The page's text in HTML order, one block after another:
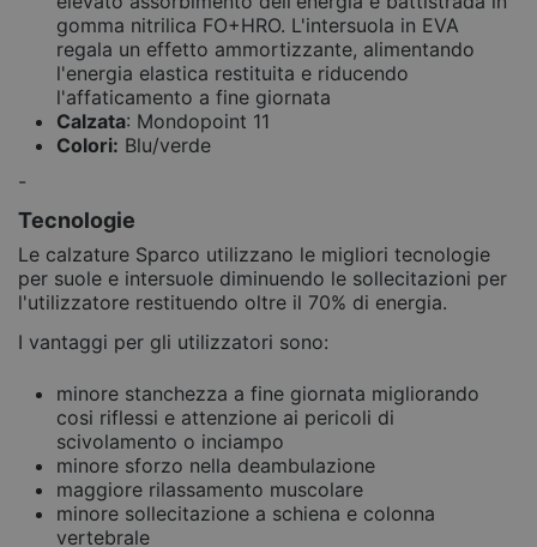
gomma nitrilica FO+HRO. L'intersuola in EVA
regala un effetto ammortizzante, alimentando
l'energia elastica restituita e riducendo
l'affaticamento a fine giornata
Calzata: Mondopoint 11
Colori: Blu/verde
-
Tecnologie
Le calzature Sparco utilizzano le migliori tecnologie
per suole e intersuole diminuendo le sollecitazioni per
l'utilizzatore restituendo oltre il 70% di energia.
I vantaggi per gli utilizzatori sono:
minore stanchezza a fine giornata migliorando
cosi riflessi e attenzione ai pericoli di
scivolamento o inciampo
minore sforzo nella deambulazione
maggiore rilassamento muscolare
minore sollecitazione a schiena e colonna
vertebrale